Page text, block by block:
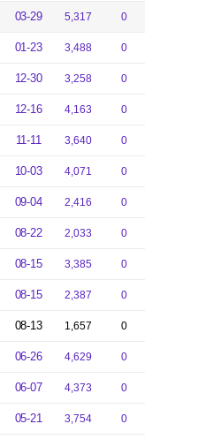
03-29 5,317 0
01-23 3,488 0
12-30 3,258 0
12-16 4,163 0
11-11 3,640 0
10-03 4,071 0
09-04 2,416 0
08-22 2,033 0
08-15 3,385 0
08-15 2,387 0
08-13 1,657 0
06-26 4,629 0
06-07 4,373 0
05-21 3,754 0